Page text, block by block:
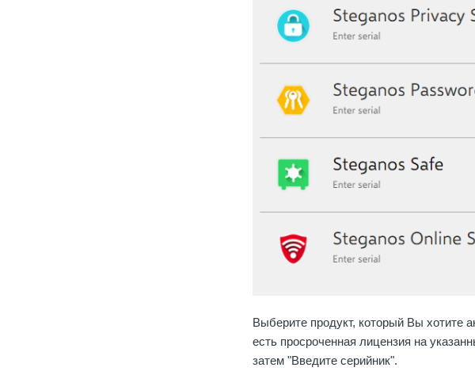
Выберите продукт, который Вы хотите
есть просроченная лицензия на
затем "Введите серийник".